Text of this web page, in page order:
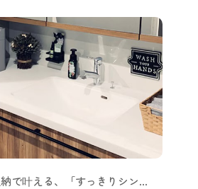
で叶える、「すっきりシン…